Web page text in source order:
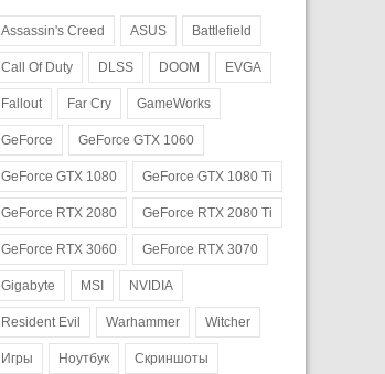
Assassin's Creed ASUS Battlefield
Call Of Duty DLSS DOOM EVGA
Fallout Far Cry GameWorks
GeForce GeForce GTX 1060
GeForce GTX 1080 GeForce GTX 1080 Ti
GeForce RTX 2080 GeForce RTX 2080 Ti
GeForce RTX 3060 GeForce RTX 3070
Gigabyte MSI NVIDIA
Resident Evil Warhammer Witcher
Игры Ноутбук Скриншоты